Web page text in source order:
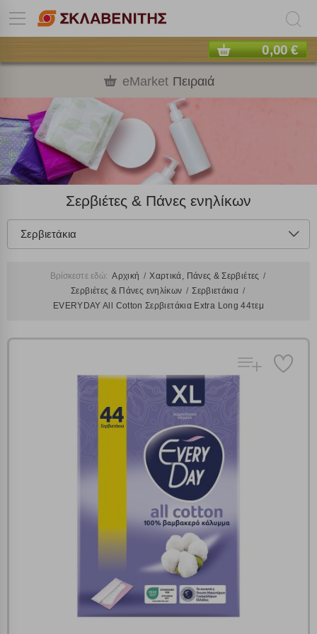
0,00 €
eMarket Πειραιά
Σερβιέτες & Πάνες ενηλίκων
Σερβιετάκια
Βρίσκεστε εδώ: Αρχική
Χαρτικά, Πάνες & Σερβιέτες
Σερβιέτες & Πάνες ενηλίκων
Σερβιετάκια
EVERYDAY All Cotton Σερβιετάκια Extra Long 44τεμ